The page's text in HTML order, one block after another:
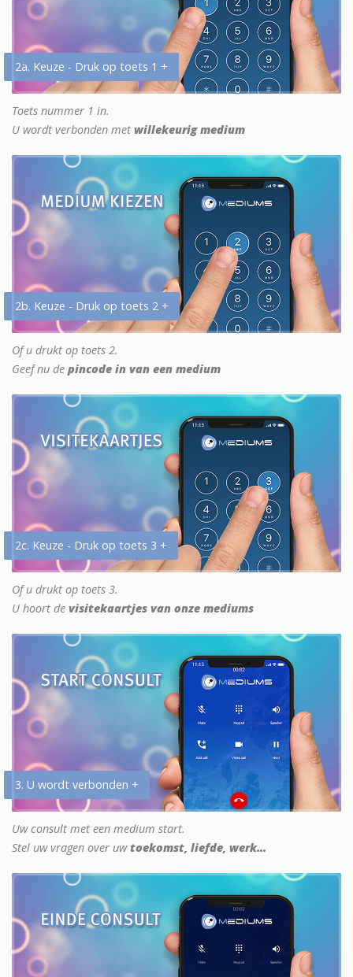
2a. Keuze - Druk op toets 1 +
Toets nummer 1 in.
U wordt verbonden met willekeurig medium
2b. Keuze - Druk op toets 2 +
Of u drukt op toets 2.
Geef nu de pincode in van een medium
2c. Keuze - Druk op toets 3 +
Of u drukt op toets 3.
U hoort de visitekaartjes van onze mediums
3. U wordt verbonden +
Uw consult met een medium start.
Stel uw vragen over uwtoekomst, liefde, werk...